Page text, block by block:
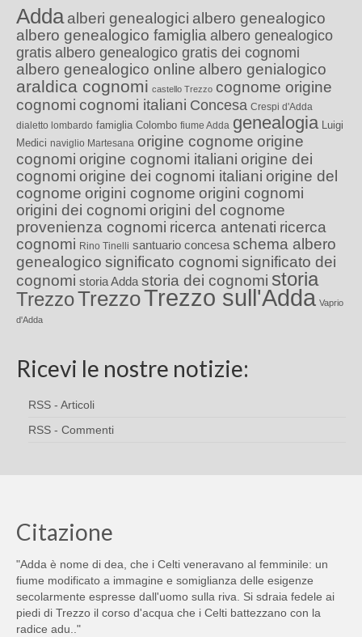
Adda alberi genealogici albero genealogico
albero genealogico famiglia albero genealogico
gratis albero genealogico gratis dei cognomi
albero genealogico online albero genialogico
araldica cognomi castello Trezzo cognome origine
cognomi cognomi italiani Concesa Crespi d'Adda
dialetto lombardo famiglia Colombo fiume Adda genealogia Luigi
Medici naviglio Martesana origine cognome origine
cognomi origine cognomi italiani origine dei
cognomi origine dei cognomi italiani origine del
cognome origini cognome origini cognomi
origini dei cognomi origini del cognome
provenienza cognomi ricerca antenati ricerca
cognomi Rino Tinelli santuario concesa schema albero
genealogico significato cognomi significato dei
cognomi storia Adda storia dei cognomi storia
TrezzoTrezzoTrezzo sull'Adda Vaprio
d'Adda
Ricevi le nostre notizie:
RSS - Articoli
RSS - Commenti
Citazione
"Adda è nome di dea, che i Celti veneravano al femminile: un
fiume modificato a immagine e somiglianza delle esigenze
secolarmente espresse dall'uomo sulla riva. Si sdraia fedele ai
piedi di Trezzo il corso d'acqua che i Celti battezzano con la
radice adu.."